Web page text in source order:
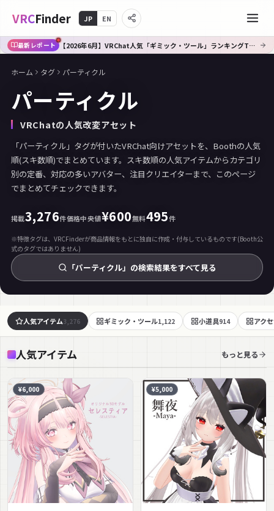
VRCFinder JP EN
最新レポート 【2026年6月】VRChat人気「ギミック・ツール」ランキングTOP10｜Booth傾向分析
ホーム タグ パーティクル
パーティクル
VRChatの人気改変アセット
「パーティクル」タグが付いたVRChat向けアセットを、Boothの人気
順(スキ数順)でまとめています。スキ数順の人気アイテムからカテゴリ
別の定番、対応の多いアバター、注目クリエイターまで、このページ
でまとめてチェックできます。
掲載3,276件価格中央値¥600無料495件
※特徴タグは、VRCFinderが商品情報をもとに独自に作成・付与しているものです(Booth公
式のタグではありません)
「パーティクル」の検索結果をすべて見る
人気アイテム3,276 ギミック・ツール1,122 小道具914 アク
人気アイテム もっと見る
¥6,000 ¥5,000